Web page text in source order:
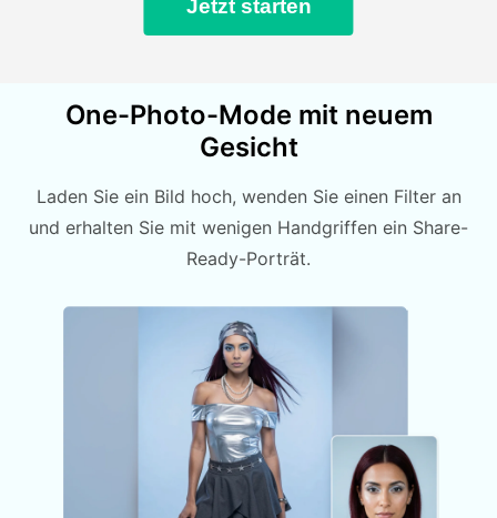
Jetzt starten
One-Photo-Mode mit neuem
Gesicht
Laden Sie ein Bild hoch, wenden Sie einen Filter an
und erhalten Sie mit wenigen Handgriffen ein Share-
Ready-Porträt.